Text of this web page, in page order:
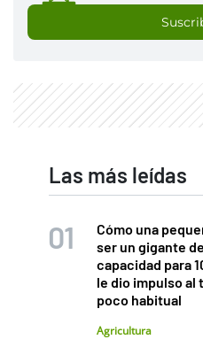
Las más leídas
Cómo una
ser un gigante
capacidad para
le dio impulso al
poco habitual
Agricultura